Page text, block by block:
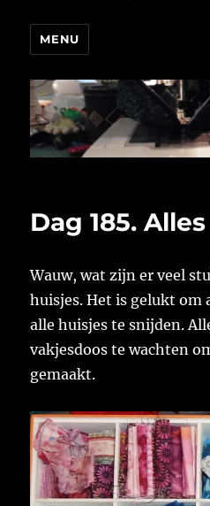
MENU
Dag 185.
Wauw, wat zijn er veel
huisjes. Het is gelukt om
alle huisjes te snijden.
vakjesdoos te wachten
gemaakt.